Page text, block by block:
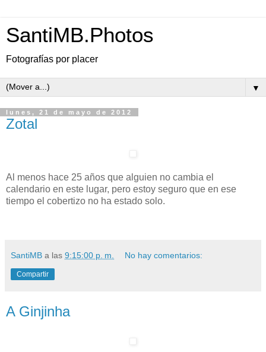
SantiMB.Photos
Fotografías por placer
▼
lunes, 21 de mayo de 2012
Zotal
Al menos hace 25 años que alguien no cambia el
calendario en este lugar, pero estoy seguro que en ese
tiempo el cobertizo no ha estado solo.
SantiMB a las 9:15:00 p. m. No hay comentarios:
Compartir
A Ginjinha